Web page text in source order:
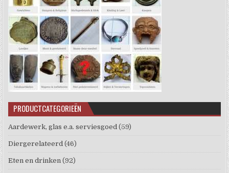
PRODUCTCATEGORIEËN
Aardewerk, glas e.a. serviesgoed (59)
Diergerelateerd (46)
Eten en drinken (92)